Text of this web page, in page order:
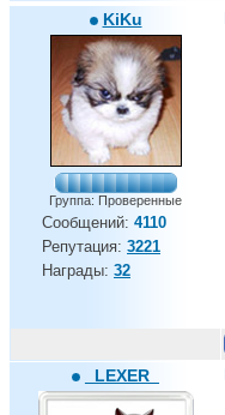
KiKu
Группа: Проверенные
Сообщений: 4110
Репутация: 3221
Награды: 32
_LEXER_